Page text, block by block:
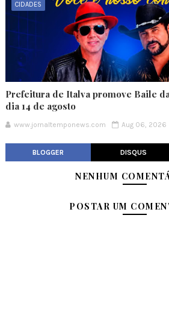
CIDADES
Prefeitura de Italva promove Baile
dia 14 de agosto
www.jornaltemponews.com Aug 06, 2026
BLOGGER DISQUS
NENHUM
POSTAR UM